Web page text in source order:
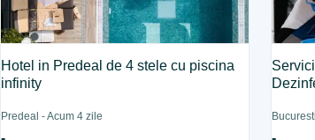
Hotel in Predeal de 4 stele cu piscina
infinity
Predeal - Acum 4 zile